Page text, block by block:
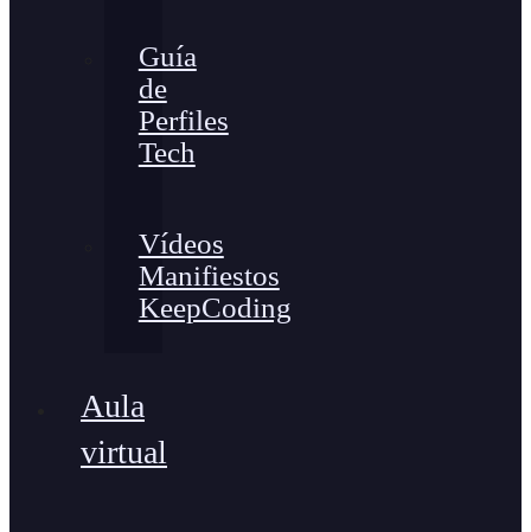
Guía
de
Perfiles
Tech
Vídeos
Manifiestos
KeepCoding
Aula
virtual